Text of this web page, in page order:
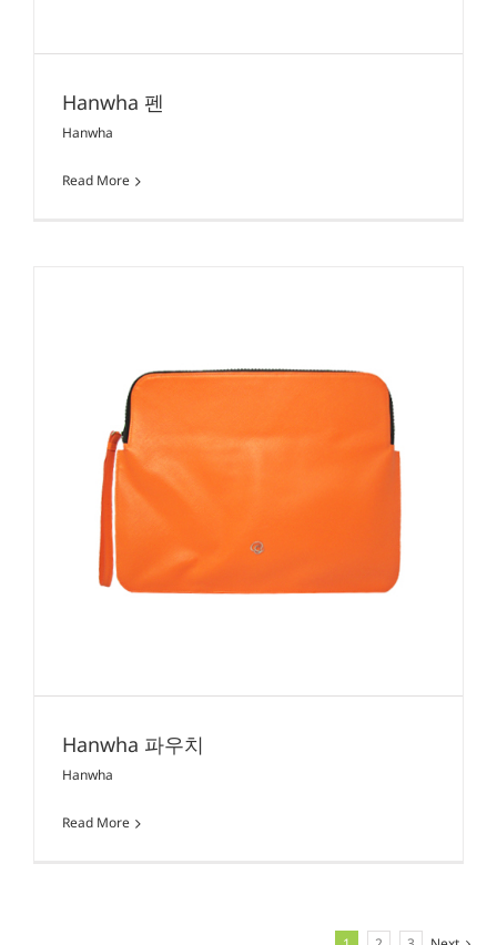
Hanwha 펜
Hanwha
Read More
Hanwha 파우치
Hanwha
Read More